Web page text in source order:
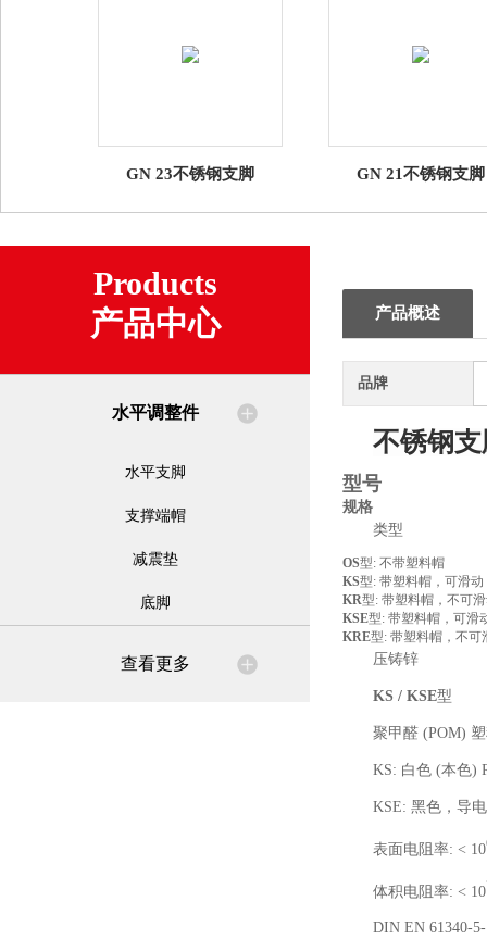
GN 23不锈钢支脚 GN 21不锈钢支脚
Products
产品中心
水平调整件
水平支脚
支撑端帽
减震垫
底脚
查看更多
产品概述
品牌
不锈钢
型号
规格
类型
OS型: 不带塑料帽
KS型: 带塑料帽，可滑动
KR型: 带塑料帽，不可
KSE型: 带塑料帽，可滑
KRE型: 带塑料帽，不可
压铸锌
KS / KSE型
聚甲醛 (POM)
KS: 白色 (本色)
KSE: 黑色，导电
表面电阻率: < 10
体积电阻率: < 10
DIN EN 61340-